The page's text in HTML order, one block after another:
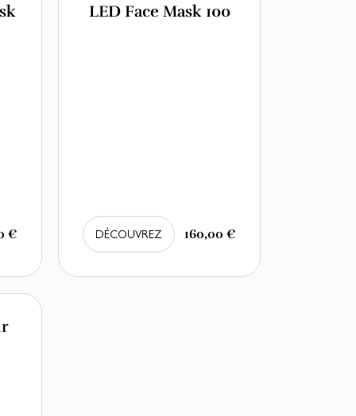
€
LED Face Mask 100
DÉCOUVREZ 160,00 €